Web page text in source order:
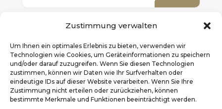
Zustimmung verwalten
Um Ihnen ein optimales Erlebnis zu bieten, verwenden wir
Technologien wie Cookies, um Geräteinformationen zu speichern
und/oder darauf zuzugreifen. Wenn Sie diesen Technologien
zustimmen, können wir Daten wie Ihr Surfverhalten oder
eindeutige IDs auf dieser Website verarbeiten. Wenn Sie Ihre
Zustimmung nicht erteilen oder zurückziehen, können
bestimmte Merkmale und Funktionen beeinträchtigt werden.
So sollte man die Koifutter Sorten
richtig dosieren